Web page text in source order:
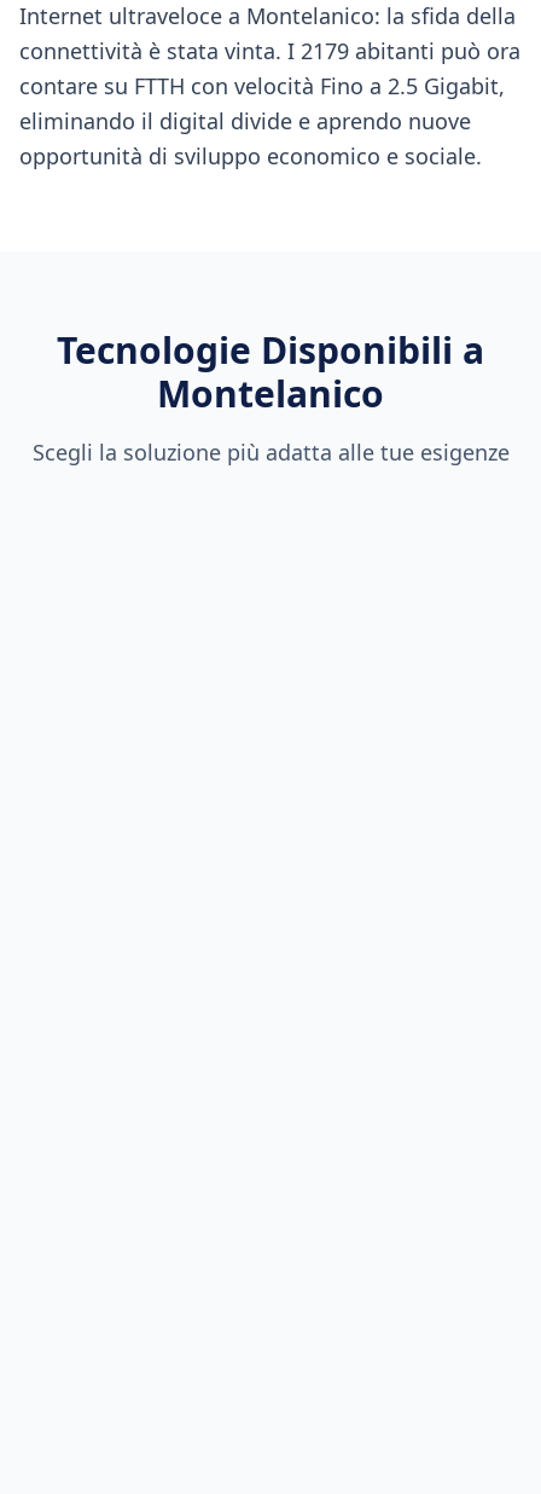
Internet ultraveloce a Montelanico: la sfida della
connettività è stata vinta. I 2179 abitanti può ora
contare su FTTH con velocità Fino a 2.5 Gigabit,
eliminando il digital divide e aprendo nuove
opportunità di sviluppo economico e sociale.
Tecnologie Disponibili a
Montelanico
Scegli la soluzione più adatta alle tue esigenze